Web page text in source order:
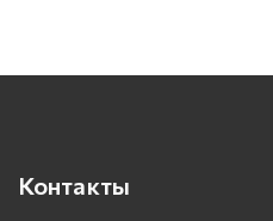
Контакты